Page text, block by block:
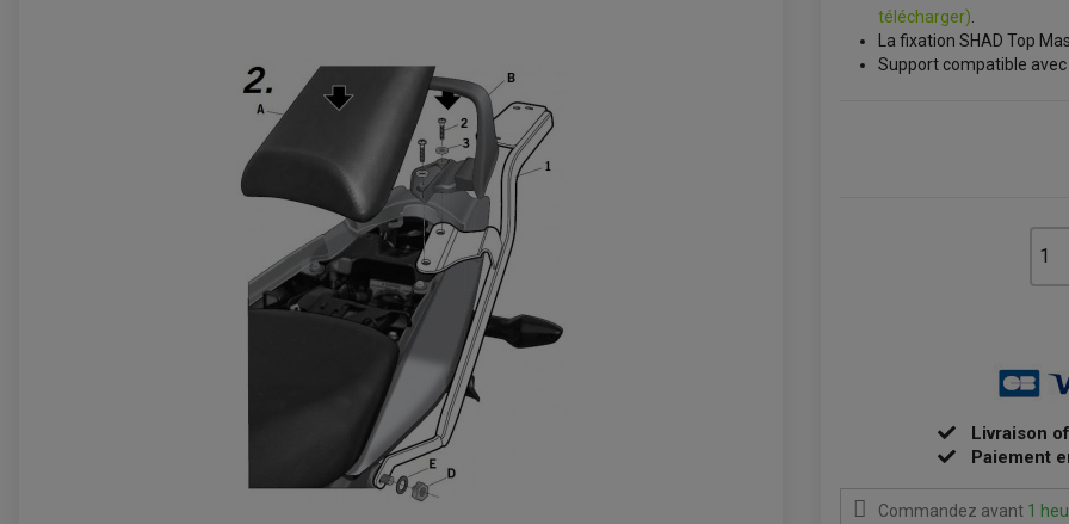
télécharger)
La fixation SHAD Top
Support compatible avec
Livraison
Paiement
Commandez avant 1